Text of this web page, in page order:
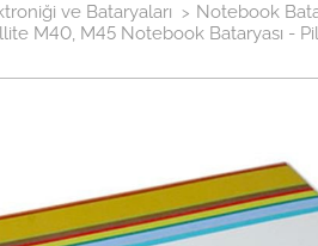
ve Bataryaları > Notebook
M40, M45 Notebook Bataryası -